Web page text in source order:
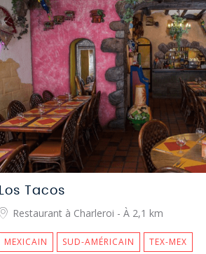
Los Tacos
Restaurant à Charleroi - À 2,1 km
MEXICAIN SUD-AMÉRICAIN TEX-MEX